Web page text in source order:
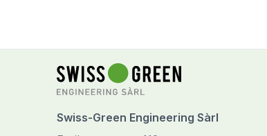
Swiss-Green Engineering Sàrl